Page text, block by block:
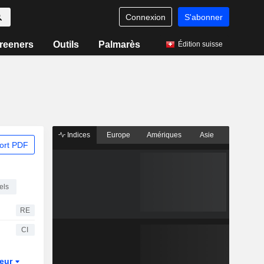
Connexion S'abonner
Outils Palmarès Édition suisse
PDF
RE
CI
Indices Europe Amériques Asie